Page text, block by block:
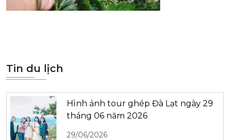
Tin du lịch
Hình ảnh tour ghép Đà Lạt ngày 29
tháng 06 năm 2026
29/06/2026